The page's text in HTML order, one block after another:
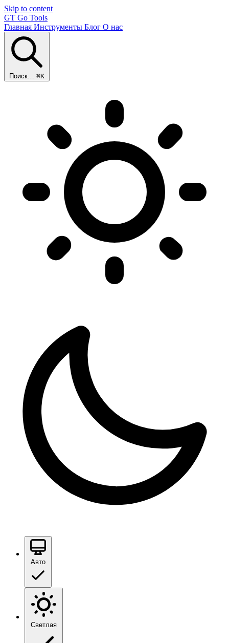
Skip to content
GT Go Tools
Главная Инструменты Блог О нас
Поиск… ⌘K
Авто
Светлая